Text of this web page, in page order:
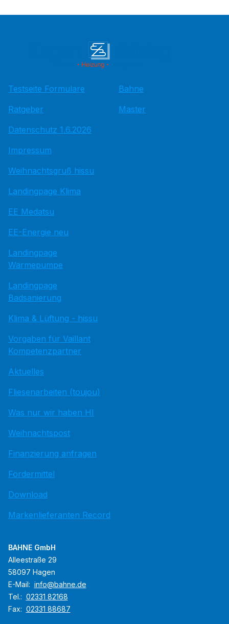
Testseite Formulare
Ratgeber
Datenschutz 1.6.2026
Impressum
Weihnachtsgruß hissu
Landingpage Klima
EE Medatsu
EE-Energie neu
Landingpage
Wärmepumpe
Landingpage
Badsanierung
Klima & Lüftung - hissu
Vorgaben für Vaillant
Kompetenzpartner
Aktuelles
Fliesenarbeiten (toujou)
Was nur wir haben HI
Weihnachtspost
Finanzierung anfragen
Fördermittel
Download
Markenlieferanten Record
Bahne
Master
BAHNE GmbH
Alleestraße 29
58097 Hagen
E-Mail: info@bahne.de
Tel.: 02331 82168
Fax: 02331 88687